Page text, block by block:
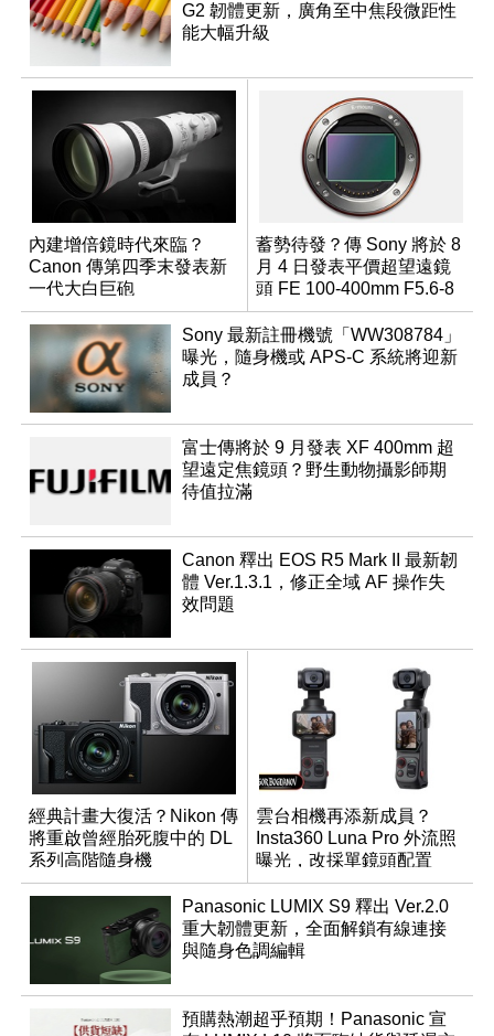
G2 韌體更新，廣角至中焦段微距性
能大幅升級
內建增倍鏡時代來臨？
Canon 傳第四季末發表新
一代大白巨砲
蓄勢待發？傳 Sony 將於 8
月 4 日發表平價超望遠鏡
頭 FE 100-400mm F5.6-8
Sony 最新註冊機號「WW308784」
曝光，隨身機或 APS-C 系統將迎新
成員？
富士傳將於 9 月發表 XF 400mm 超
望遠定焦鏡頭？野生動物攝影師期
待值拉滿
Canon 釋出 EOS R5 Mark II 最新韌
體 Ver.1.3.1，修正全域 AF 操作失
效問題
經典計畫大復活？Nikon 傳
將重啟曾經胎死腹中的 DL
系列高階隨身機
雲台相機再添新成員？
Insta360 Luna Pro 外流照
曝光，改採單鏡頭配置
Panasonic LUMIX S9 釋出 Ver.2.0
重大韌體更新，全面解鎖有線連接
與隨身色調編輯
預購熱潮超乎預期！Panasonic 宣